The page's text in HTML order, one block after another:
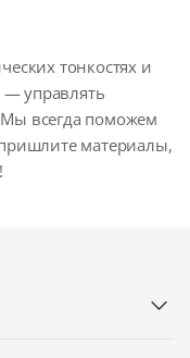
тонкостях и
управлять
всегда поможем
материалы,